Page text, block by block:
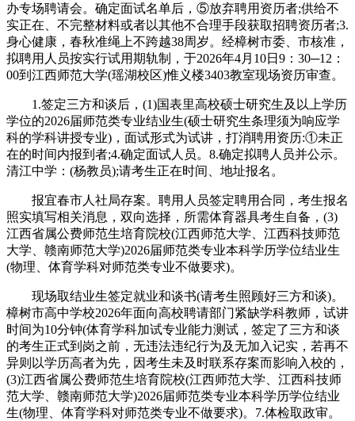
办专场聘请会。确定面试名单后，⑤放弃聘用资历者;供给不
实正在、不完整材料或者以其他不合理手段获取招聘资历者;3.
身心健康，春秋准绳上不跨越38周岁。经樟树市委、市核准，
拟聘用人员按实行试用期轨制，于2026年4月10日9：30─12：
00到江西师范大学(瑶湖校区)惟义楼3403教室现场资历审查。
1.签定三方和谈后，(1)国表里高校硕士研究生及以上学历
学位的2026届师范类专业结业生(硕士研究生条理须为响应学
科的学科讲授专业)，面试形式为试讲，打消聘用资历:①未正
在的时间内报到者;4.确定面试人员。8.确定拟聘人员并公示。
清江中学：(杨教员);请考生正在时间、地址报名。
报宜春市人社局存案。聘用人员签定聘用合同，考生报名
照实填写相关消息，双向选择，所需体育器具考生自备，(3)
江西省属公费师范生培育院校(江西师范大学、江西科技师范
大学、赣南师范大学)2026届师范类专业本科学历学位结业生
(物理、体育学科对师范类专业不做要求)。
现场取结业生签定就业和谈书(请考生照顾好三方和谈)。
樟树市高中学校2026年面向高校聘请部门紧缺学科教师，试讲
时间为10分钟(体育学科加试专业能力测试，签定了三方和谈
的考生正式到岗之前，无违法违纪行为及无加入记实，若再不
异则以学历高者为先，因考生未及时联系存案而影响入校的，
(3)江西省属公费师范生培育院校(江西师范大学、江西科技师
范大学、赣南师范大学)2026届师范类专业本科学历学位结业
生(物理、体育学科对师范类专业不做要求)。7.体检取政审。